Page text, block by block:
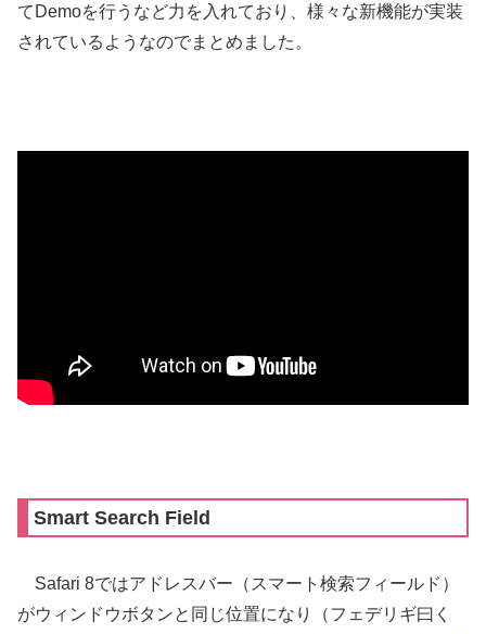
てDemoを行うなど力を入れており、様々な新機能が実装
されているようなのでまとめました。
Smart Search Field
Safari 8ではアドレスバー（スマート検索フィールド）
がウィンドウボタンと同じ位置になり（フェデリギ曰く